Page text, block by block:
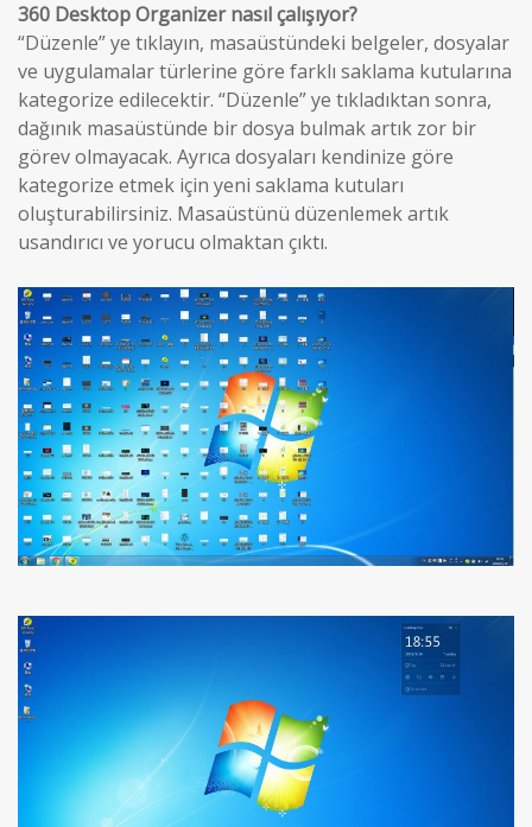
360 Desktop Organizer nasıl çalışıyor?
“Düzenle” ye tıklayın, masaüstündeki belgeler, dosyalar
ve uygulamalar türlerine göre farklı saklama kutularına
kategorize edilecektir. “Düzenle” ye tıkladıktan sonra,
dağınık masaüstünde bir dosya bulmak artık zor bir
görev olmayacak. Ayrıca dosyaları kendinize göre
kategorize etmek için yeni saklama kutuları
oluşturabilirsiniz. Masaüstünü düzenlemek artık
usandırıcı ve yorucu olmaktan çıktı.